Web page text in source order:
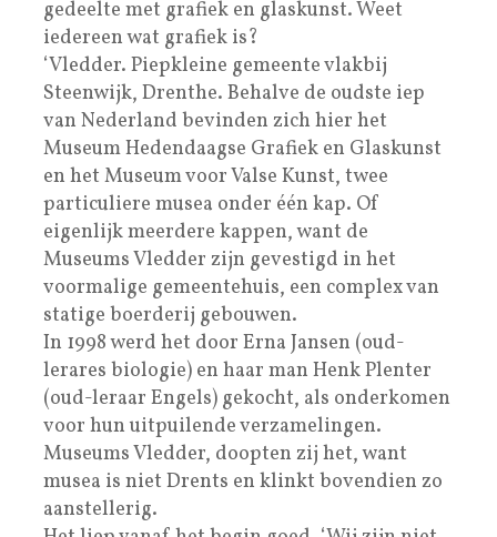
gedeelte met grafiek en glaskunst. Weet
iedereen wat grafiek is?
‘Vledder. Piepkleine gemeente vlakbij
Steenwijk, Drenthe. Behalve de oudste iep
van Nederland bevinden zich hier het
Museum Hedendaagse Grafiek en Glaskunst
en het Museum voor Valse Kunst, twee
particuliere musea onder één kap. Of
eigenlijk meerdere kappen, want de
Museums Vledder zijn gevestigd in het
voormalige gemeentehuis, een complex van
statige boerderij gebouwen.
In 1998 werd het door Erna Jansen (oud-
lerares biologie) en haar man Henk Plenter
(oud-leraar Engels) gekocht, als onderkomen
voor hun uitpuilende verzamelingen.
Museums Vledder, doopten zij het, want
musea is niet Drents en klinkt bovendien zo
aanstellerig.